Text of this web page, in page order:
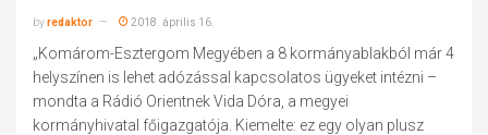
byredaktor 2018. április 16.
„Komárom-Esztergom Megyében a 8 kormányablakból már 4
helyszínen is lehet adózással kapcsolatos ügyeket intézni –
mondta a Rádió Orientnek Vida Dóra, a megyei
kormányhivatal főigazgatója. Kiemelte: ez egy olyan plusz